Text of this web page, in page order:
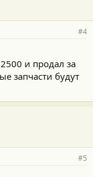
#4
и продал за
запчасти будут
#5